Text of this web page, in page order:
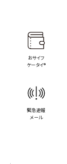
おサイフ
ケータイ®
緊急速報
メール